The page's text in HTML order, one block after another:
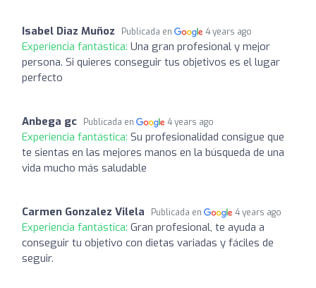
Isabel Diaz Muñoz Publicada en 4 years ago
Experiencia fantástica: Una gran profesional y mejor
persona. Si quieres conseguir tus objetivos es el lugar
perfecto
Anbega gc Publicada en 4 years ago
Experiencia fantástica: Su profesionalidad consigue que
te sientas en las mejores manos en la búsqueda de una
vida mucho más saludable
Carmen Gonzalez Vilela Publicada en 4 years ago
Experiencia fantástica: Gran profesional, te ayuda a
conseguir tu objetivo con dietas variadas y fáciles de
seguir.